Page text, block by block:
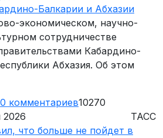
Балкарии и Абхазии
экономическом, научно-
сотрудничестве
Кабардино-
Абхазия. Об этом
0 комментариев10270
2026
ТАСС
что больше не пойдет в